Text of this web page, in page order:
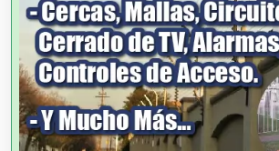
Aparatos y Equipos Eléctricos
Arquitectos